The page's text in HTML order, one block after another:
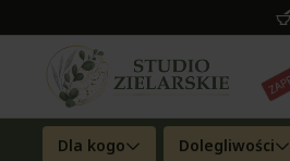
Dla kogo Dolegliwości